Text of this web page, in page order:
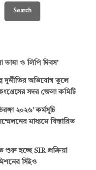
Search
ভাষা ও লিপি দিবস’
দুর্নীতির অভিযোগ তুলে
সদর জেলা কমিটি
২০২৬’ কর্মসূচি
মাধ্যমে বিস্তারিত
শুরু হচ্ছে SIR প্রক্রিয়া
সিইও